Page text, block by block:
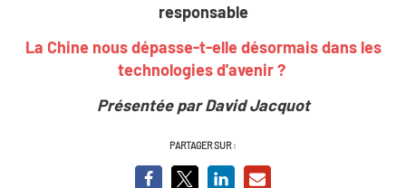
responsable
La Chine nous dépasse-t-elle désormais dans les
technologies d'avenir ?
Présentée par David Jacquot
PARTAGER SUR :